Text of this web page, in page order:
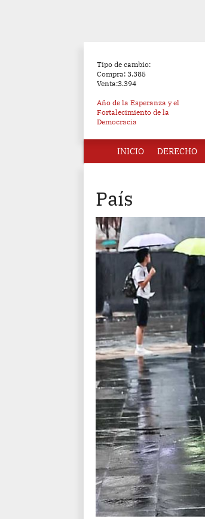
Tipo de cambio:
Compra: 3.385
Venta:3.394
Año de la Esperanza y el
Fortalecimiento de la
Democracia
INICIO DERECHO
País